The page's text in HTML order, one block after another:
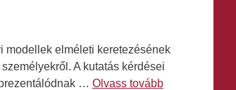
modellek elméleti keretezésének
A kutatás kérdései
… Olvass tovább